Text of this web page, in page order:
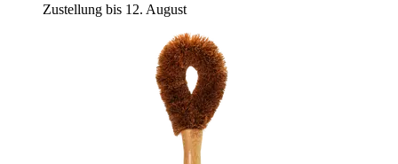
Zustellung bis 12. August